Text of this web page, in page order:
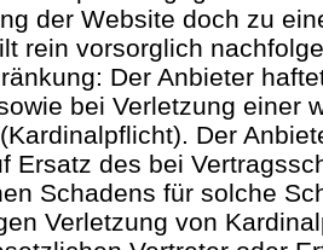
der Website doch zu
rein vorsorglich
Der Anbieter
bei Verletzung einer
Der
Ersatz des bei
Schadens für solche
Verletzung von